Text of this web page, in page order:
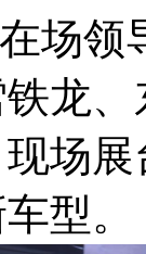
领
龙
场
型。